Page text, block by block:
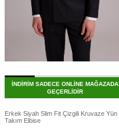
İNDİRİM SADECE ONLİNE MAĞAZADA
GEÇERLİDİR
Erkek Siyah Slim Fit Çizgili Kruvaze Yün
Takım Elbise